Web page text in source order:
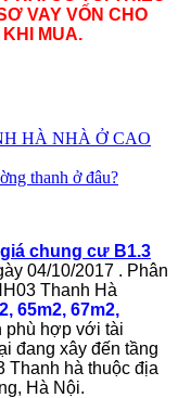
VAY VỐN CHO
MUA.
HÀ NHÀ Ở CAO
thanh ở đâu?
chung cư B1.3
04/10/2017 . Phân
Thanh Hà
65m2, 67m2,
phù hợp với tài
đang xây đến tầng
Thanh hà thuộc địa
Hà Nội.